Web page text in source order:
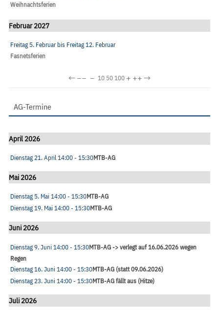
Weihnachtsferien
Februar 2027
Freitag 5. Februarbis Freitag 12. Februar
Fasnetsferien
←−− − 10 50100 + ++→
AG-Termine
April 2026
Dienstag 21. April14:00- 15:30MTB-AG
Mai 2026
Dienstag 5. Mai 14:00- 15:30MTB-AG
Dienstag 19. Mai 14:00- 15:30MTB-AG
Juni 2026
Dienstag 9. Juni 14:00- 15:30MTB-AG -> verlegt auf 16.06.2026 wegen
Regen
Dienstag 16. Juni 14:00- 15:30MTB-AG (statt 09.06.2026)
Dienstag 23. Juni 14:00- 15:30MTB-AG fällt aus (Hitze)
Juli 2026